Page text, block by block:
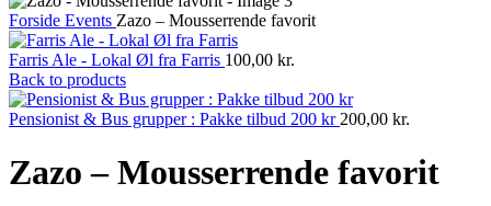
Forside Events Zazo – Mousserrende favorit
Farris Ale - Lokal Øl fra Farris 100,00 kr.
Back to products
Pensionist & Bus grupper : Pakke tilbud 200 kr 200,00 kr.
Zazo – Mousserrende favorit